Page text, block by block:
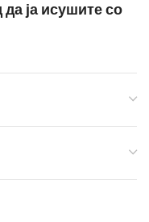
ја исушите со